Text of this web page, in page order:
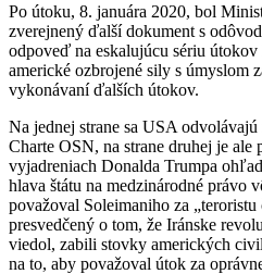
Po útoku, 8. januára 2020, bol
zverejnený ďalší dokument s
odpoveď na eskalujúcu sériu
americké ozbrojené sily s úmyslom
vykonávaní ďalších útokov.
Na jednej strane sa USA
Charte OSN, na strane druhej je ale
vyjadreniach Donalda Trumpa
hlava štátu na medzinárodné právo
považoval Soleimaniho za „teroristu
presvedčený o tom, že Iránske
viedol, zabili stovky amerických
na to, aby považoval útok za